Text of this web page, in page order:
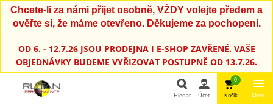
Chcete-li za námi přijet osobně, VŽDY volejte předem a
ověřte si, že máme otevřeno. Děkujeme za pochopení.
OD 6. - 12.7.26 JSOU PRODEJNA I E-SHOP ZAVŘENÉ. VAŠE
OBJEDNÁVKY BUDEME VYŘIZOVAT POSTUPNĚ OD 13.7.26.
Hledat Účet
0
Košík Menu